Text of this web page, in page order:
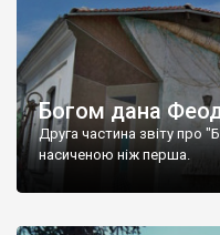
Богом дана
Друга частина звіту про
насиченою ніж перша.